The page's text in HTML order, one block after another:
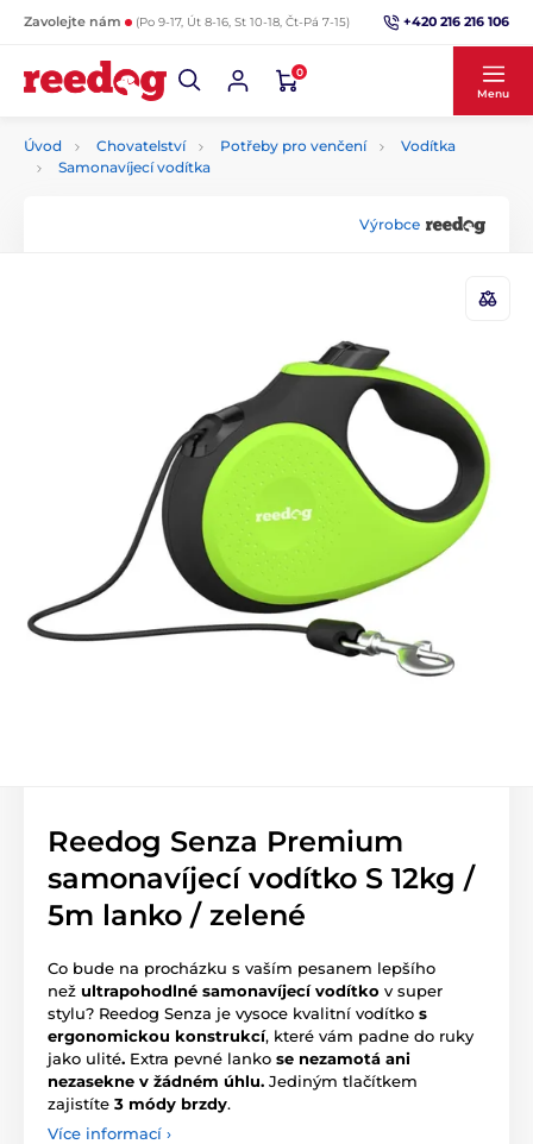
Zavolejte nám (Po 9-17, Út 8-16, St 10-18, Čt-Pá 7-15) +420 216 216 106
0
Menu
Úvod Chovatelství Potřeby pro venčení
Vodítka
Samonavíjecí vodítka
Výrobce
Reedog Senza Premium
samonavíjecí vodítko S 12kg /
5m lanko / zelené
Co bude na procházku s vaším pesanem lepšího
než ultrapohodlné samonavíjecí vodítko v super
stylu? Reedog Senza je vysoce kvalitní vodítko s
ergonomickou konstrukcí, které vám padne do ruky
jako ulité. Extra pevné lanko se nezamotá ani
nezasekne v žádném úhlu. Jediným tlačítkem
zajistíte 3 módy brzdy.
Více informací ›